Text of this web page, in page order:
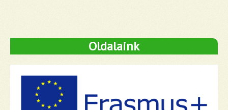
Oldalaink